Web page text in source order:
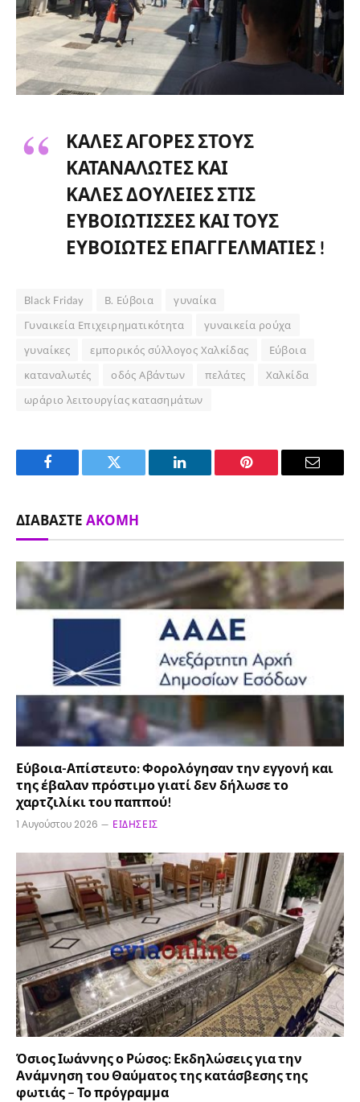
ΚΑΛΕΣ ΑΓΟΡΕΣ ΣΤΟΥΣ
ΚΑΤΑΝΑΛΩΤΕΣ ΚΑΙ
ΚΑΛΕΣ ΔΟΥΛΕΙΕΣ ΣΤΙΣ
ΕΥΒΟΙΩΤΙΣΣΕΣ ΚΑΙ ΤΟΥΣ
ΕΥΒΟΙΩΤΕΣ ΕΠΑΓΓΕΛΜΑΤΙΕΣ !
Black Friday Β. Εύβοια
γυναίκα
Γυναικεία Επιχειρηματικότητα
γυναικεία ρούχα
γυναίκες
εμπορικός σύλλογος Χαλκίδας
Εύβοια
καταναλωτές
οδός Αβάντων πελάτες
Χαλκίδα
ωράριο λειτουργίας κατασημάτων
Facebook Twitter LinkedIn Pinterest Email
ΔΙΑΒΆΣΤΕ ΑΚΌΜΗ
Εύβοια-Απίστευτο: Φορολόγησαν την εγγονή και
της έβαλαν πρόστιμο γιατί δεν δήλωσε το
χαρτζιλίκι του παππού!
1 Αυγούστου 2026 ΕΙΔΉΣΕΙΣ
Όσιος Ιωάννης ο Ρώσος: Εκδηλώσεις για την
Ανάμνηση του Θαύματος της κατάσβεσης της
φωτιάς – Το πρόγραμμα